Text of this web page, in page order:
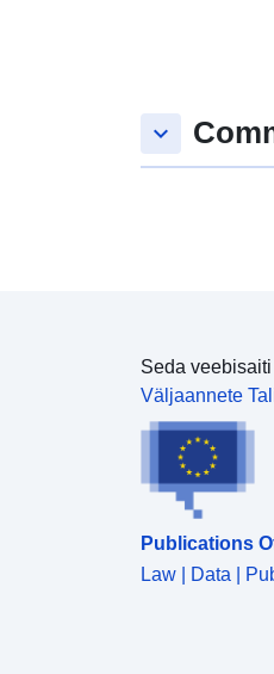
keyboard_arrow_down
Seda
Väljaannete
Publications
Law | Data |